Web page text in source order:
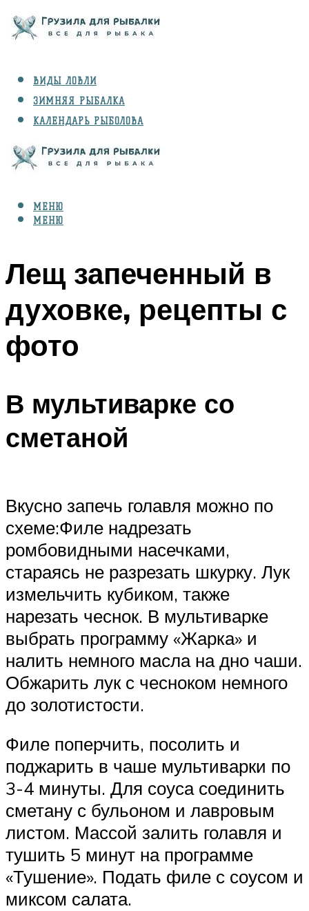
ВИДЫ ЛОВЛИ
ЗИМНЯЯ РЫБАЛКА
КАЛЕНДАРЬ РЫБОЛОВА
СНАРЯЖЕНИЕ
МЕНЮ
МЕНЮ
Лещ запеченный в
духовке, рецепты с
фото
В мультиварке со
сметаной
Вкусно запечь голавля можно по
схеме:Филе надрезать
ромбовидными насечками,
стараясь не разрезать шкурку. Лук
измельчить кубиком, также
нарезать чеснок. В мультиварке
выбрать программу «Жарка» и
налить немного масла на дно чаши.
Обжарить лук с чесноком немного
до золотистости.
Филе поперчить, посолить и
поджарить в чаше мультиварки по
3-4 минуты. Для соуса соединить
сметану с бульоном и лавровым
листом. Массой залить голавля и
тушить 5 минут на программе
«Тушение». Подать филе с соусом и
миксом салата.